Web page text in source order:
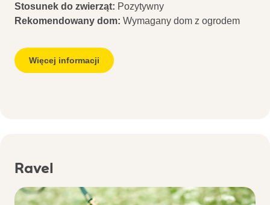
Stosunek do zwierząt: Pozytywny
Rekomendowany dom: Wymagany dom z ogrodem
Więcej informacji
Ravel